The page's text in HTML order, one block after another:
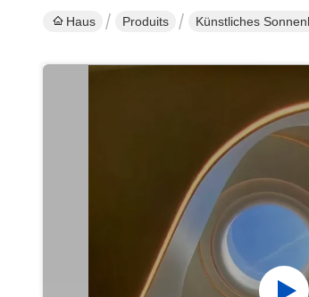
Haus Produits Künstliches